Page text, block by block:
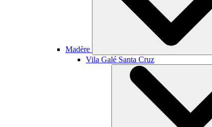
Madère
Vila Galé Santa Cruz